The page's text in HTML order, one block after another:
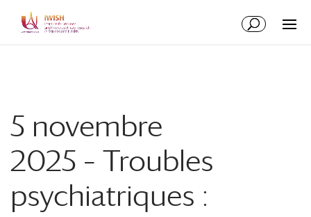
contenu
5 novembre
2025 – Troubles
psychiatriques :